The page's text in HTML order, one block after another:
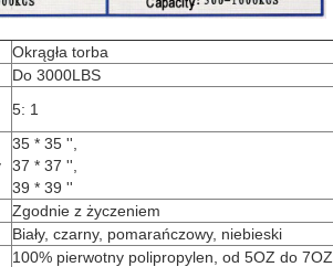
Okrągła torba
Do 3000LBS
5: 1
35 * 35 '',
37 * 37 '',
39 * 39 ''
Zgodnie z życzeniem
Biały, czarny, pomarańczowy, niebieski
100% pierwotny polipropylen, od 5OZ do 7OZ